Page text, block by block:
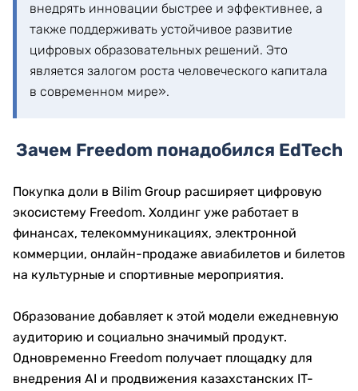
внедрять инновации быстрее и эффективнее, а
также поддерживать устойчивое развитие
цифровых образовательных решений. Это
является залогом роста человеческого капитала
в современном мире».
Зачем Freedom понадобился EdTech
Покупка доли в Bilim Group расширяет цифровую
экосистему Freedom. Холдинг уже работает в
финансах, телекоммуникациях, электронной
коммерции, онлайн-продаже авиабилетов и билетов
на культурные и спортивные мероприятия.
Образование добавляет к этой модели ежедневную
аудиторию и социально значимый продукт.
Одновременно Freedom получает площадку для
внедрения AI и продвижения казахстанских IT-